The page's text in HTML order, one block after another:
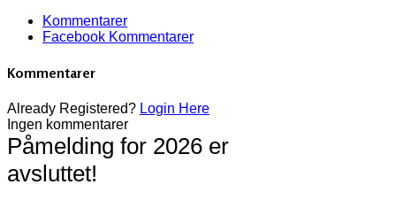
Kommentarer
Facebook Kommentarer
Kommentarer
Already Registered? Login Here
Ingen kommentarer
Påmelding for 2026 er
avsluttet!